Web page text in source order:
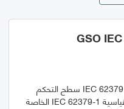
يحدد هذا الجزء من المواصفة القياسية IEC 62379 سطح التحكم
البيني الشائع الوارد ضمن المواصفة القياسية IEC 62379-1 الخاصة